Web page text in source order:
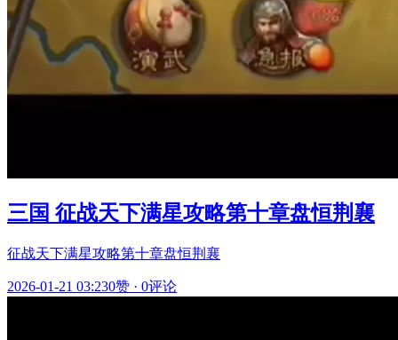
三国 征战天下满星攻略第十章盘恒荆襄
征战天下满星攻略第十章盘恒荆襄
2026-01-21 03:230赞 · 0评论